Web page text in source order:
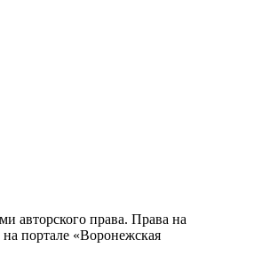
авторского права. Права на
портале «Воронежская